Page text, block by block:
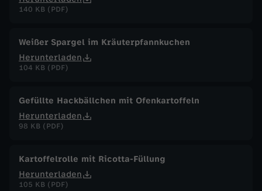
140 KB (PDF)
Weißer Spargel im Kräuterpfannkuchen
Herunterladen
104 KB (PDF)
Gefüllte Hackbällchen mit Ofenkartoffeln
Herunterladen
98 KB (PDF)
Kartoffelrolle mit Ricotta-Füllung
Herunterladen
105 KB (PDF)